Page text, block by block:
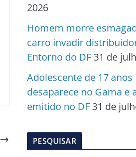
2026
Homem morre
carro invadir
Entorno do DF 31 de
Adolescente de 17 anos
desaparece no Gama e
emitido no DF 31 de
PESQUISAR